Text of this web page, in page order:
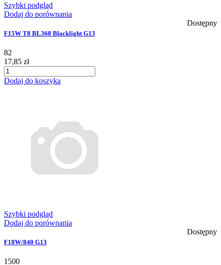
Szybki podgląd
Dodaj do porównania
Dostępny
F15W T8 BL368 Blacklight G13
82
17,85 zł
Dodaj do koszyka
Szybki podgląd
Dodaj do porównania
Dostępny
F18W/840 G13
1500